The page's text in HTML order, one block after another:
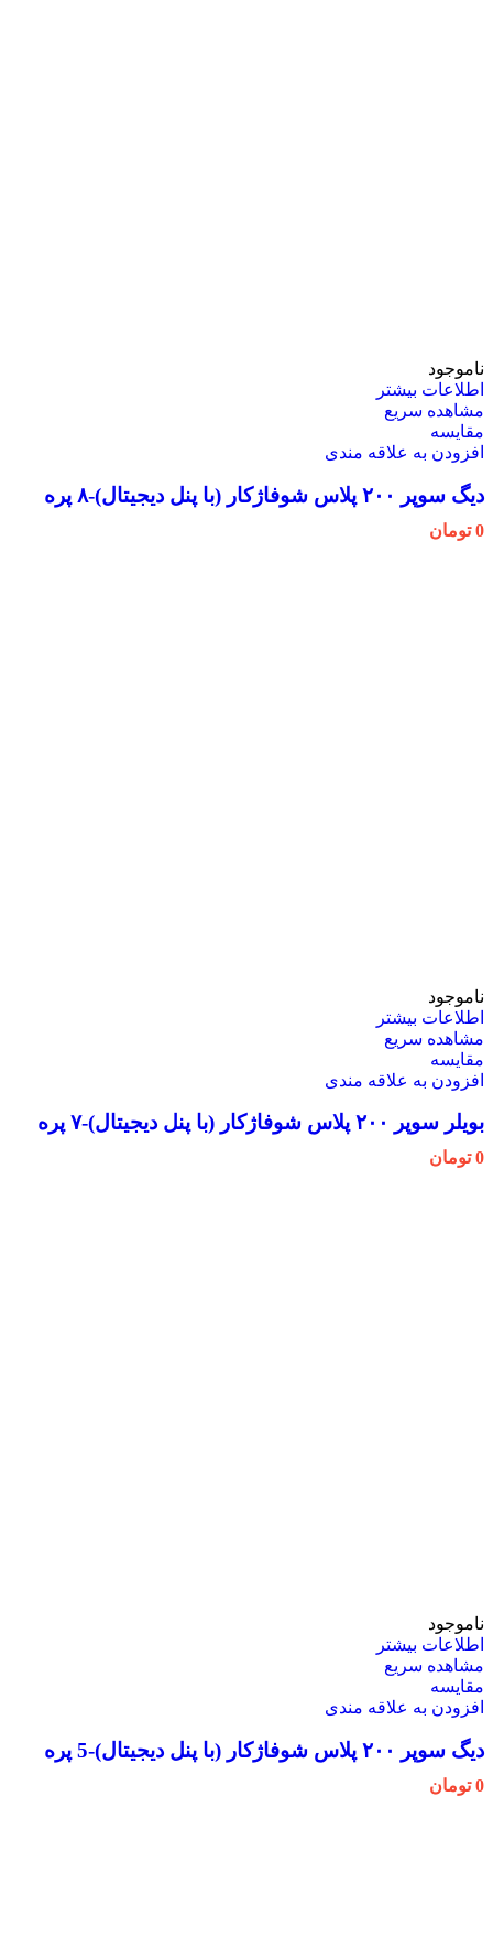
ناموجود
اطلاعات بیشتر
مشاهده سریع
مقایسه
افزودن به علاقه مندی
دیگ سوپر ۲۰۰ پلاس شوفاژکار (با پنل دیجیتال)-۸ پره
0 تومان
ناموجود
اطلاعات بیشتر
مشاهده سریع
مقایسه
افزودن به علاقه مندی
بویلر سوپر ۲۰۰ پلاس شوفاژکار (با پنل دیجیتال)-۷ پره
0 تومان
ناموجود
اطلاعات بیشتر
مشاهده سریع
مقایسه
افزودن به علاقه مندی
دیگ سوپر ۲۰۰ پلاس شوفاژکار (با پنل دیجیتال)-5 پره
0 تومان